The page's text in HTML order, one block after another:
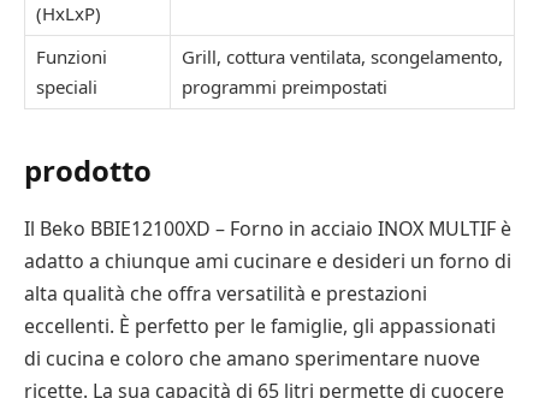
(HxLxP)
Funzioni
speciali
Grill, cottura ventilata, scongelamento,
programmi preimpostati
prodotto
Il Beko BBIE12100XD – Forno in acciaio INOX MULTIF è
adatto a chiunque ami cucinare e desideri un forno di
alta qualità che offra versatilità e prestazioni
eccellenti. È perfetto per le famiglie, gli appassionati
di cucina e coloro che amano sperimentare nuove
ricette. La sua capacità di 65 litri permette di cuocere